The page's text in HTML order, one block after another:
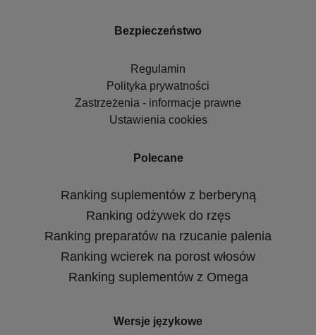
Bezpieczeństwo
Regulamin
Polityka prywatności
Zastrzeżenia - informacje prawne
Ustawienia cookies
Polecane
Ranking suplementów z berberyną
Ranking odżywek do rzęs
Ranking preparatów na rzucanie palenia
Ranking wcierek na porost włosów
Ranking suplementów z Omega
Wersje językowe